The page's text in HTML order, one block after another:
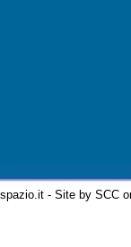
- Site by SCC